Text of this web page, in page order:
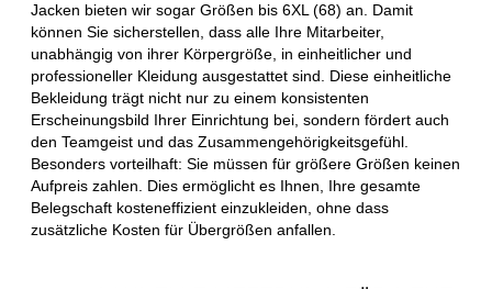
Jacken bieten wir sogar Größen bis 6XL (68) an. Damit
können Sie sicherstellen, dass alle Ihre Mitarbeiter,
unabhängig von ihrer Körpergröße, in einheitlicher und
professioneller Kleidung ausgestattet sind. Diese einheitliche
Bekleidung trägt nicht nur zu einem konsistenten
Erscheinungsbild Ihrer Einrichtung bei, sondern fördert auch
den Teamgeist und das Zusammengehörigkeitsgefühl.
Besonders vorteilhaft: Sie müssen für größere Größen keinen
Aufpreis zahlen. Dies ermöglicht es Ihnen, Ihre gesamte
Belegschaft kosteneffizient einzukleiden, ohne dass
zusätzliche Kosten für Übergrößen anfallen.